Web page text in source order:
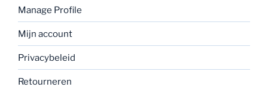
Manage Profile
Mijn account
Privacybeleid
Retourneren